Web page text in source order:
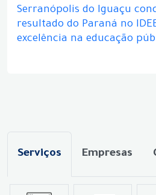
Serranópolis do Iguaçu
resultado do Paraná no
excelência na educação
Serviços Empresas